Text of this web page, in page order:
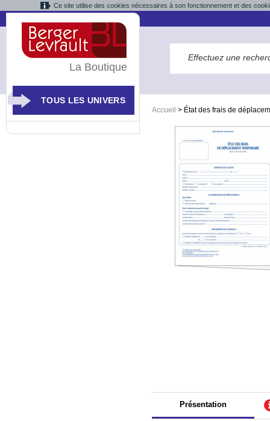
Ce site utilise des cookies nécessaires à son fonctionnement et des
Accueil > État des frais de
Présentation
La Boutique
TOUS LES UNIVERS